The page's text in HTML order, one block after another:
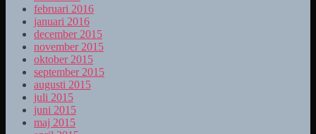
februari 2016
januari 2016
december 2015
november 2015
oktober 2015
september 2015
augusti 2015
juli 2015
juni 2015
maj 2015